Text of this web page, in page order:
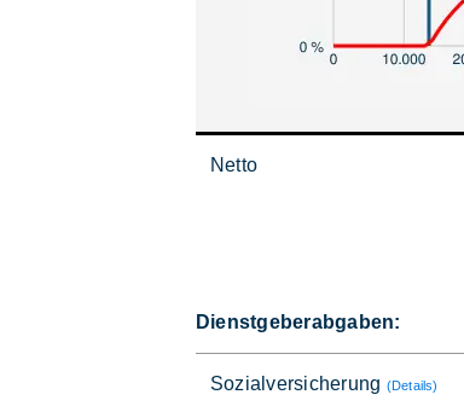
Netto
Dienstgeberabgaben:
Sozialversicherung (Details)